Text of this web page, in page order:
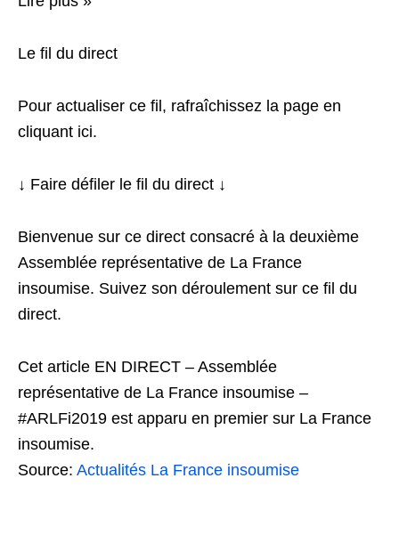
Le fil du direct
Pour actualiser ce fil, rafraîchissez la page en
cliquant ici.
↓ Faire défiler le fil du direct ↓
Bienvenue sur ce direct consacré à la deuxième
Assemblée représentative de La France
insoumise. Suivez son déroulement sur ce fil du
direct.
Cet article EN DIRECT – Assemblée
représentative de La France insoumise –
#ARLFi2019 est apparu en premier sur La France
insoumise.
Source: Actualités La France insoumise